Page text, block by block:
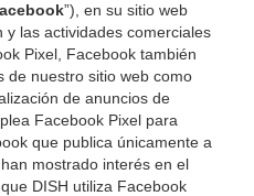
”), en su sitio web
y las actividades comerciales
Pixel, Facebook también
de nuestro sitio web como
de anuncios de
Facebook Pixel para
que publica únicamente a
mostrado interés en el
DISH utiliza Facebook